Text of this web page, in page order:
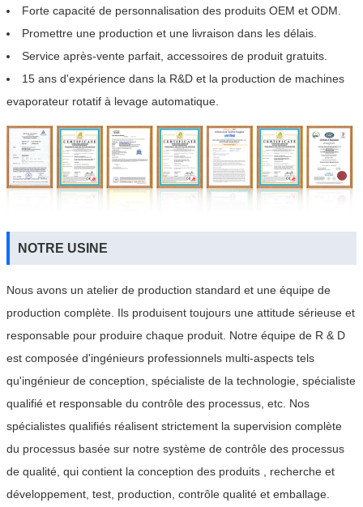
Forte capacité de personnalisation des produits OEM et ODM.
Promettre une production et une livraison dans les délais.
Service après-vente parfait, accessoires de produit gratuits.
15 ans d'expérience dans la R&D et la production de machines
evaporateur rotatif à levage automatique.
NOTRE USINE
Nous avons un atelier de production standard et une équipe de
production complète. Ils produisent toujours une attitude sérieuse et
responsable pour produire chaque produit. Notre équipe de R & D
est composée d'ingénieurs professionnels multi-aspects tels
qu'ingénieur de conception, spécialiste de la technologie, spécialiste
qualifié et responsable du contrôle des processus, etc. Nos
spécialistes qualifiés réalisent strictement la supervision complète
du processus basée sur notre système de contrôle des processus
de qualité, qui contient la conception des produits , recherche et
développement, test, production, contrôle qualité et emballage.